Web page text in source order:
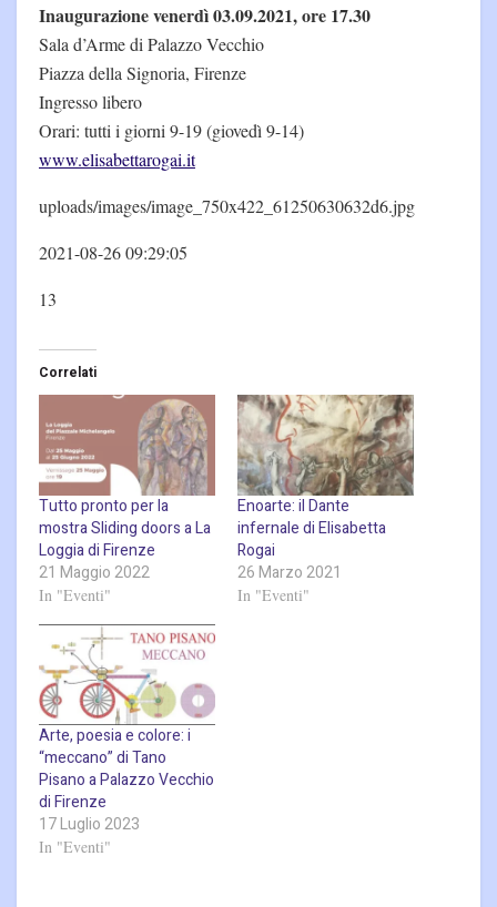
Inaugurazione venerdì 03.09.2021, ore 17.30
Sala d’Arme di Palazzo Vecchio
Piazza della Signoria, Firenze
Ingresso libero
Orari: tutti i giorni 9-19 (giovedì 9-14)
www.elisabettarogai.it
uploads/images/image_750x422_61250630632d6.jpg
2021-08-26 09:29:05
13
Correlati
Tutto pronto per la
mostra Sliding doors a La
Loggia di Firenze
21 Maggio 2022
In "Eventi"
Enoarte: il Dante
infernale di Elisabetta
Rogai
26 Marzo 2021
In "Eventi"
Arte, poesia e colore: i
“meccano” di Tano
Pisano a Palazzo Vecchio
di Firenze
17 Luglio 2023
In "Eventi"